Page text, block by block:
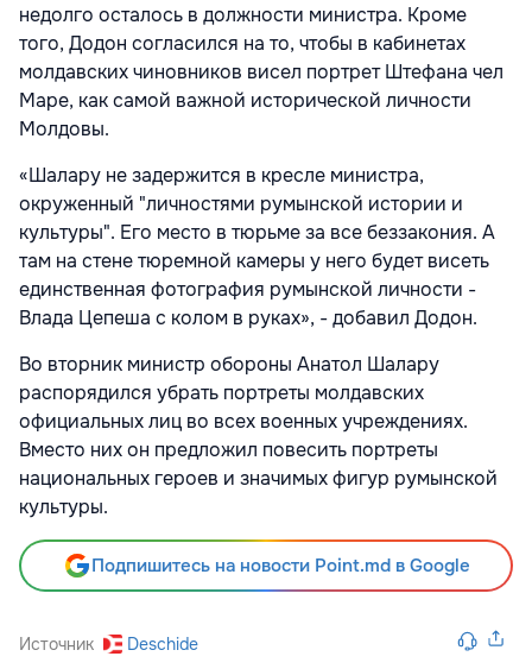
недолго осталось в должности министра. Кроме
того, Додон согласился на то, чтобы в кабинетах
молдавских чиновников висел портрет Штефана чел
Маре, как самой важной исторической личности
Молдовы.
«Шалару не задержится в кресле министра,
окруженный "личностями румынской истории и
культуры". Его место в тюрьме за все беззакония. А
там на стене тюремной камеры у него будет висеть
единственная фотография румынской личности -
Влада Цепеша с колом в руках», - добавил Додон.
Во вторник министр обороны Анатол Шалару
распорядился убрать портреты молдавских
официальных лиц во всех военных учреждениях.
Вместо них он предложил повесить портреты
национальных героев и значимых фигур румынской
культуры.
Подпишитесь на новости Point.md в Google
Источник Deschide